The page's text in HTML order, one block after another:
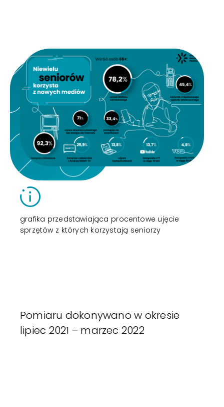
grafika przedstawiająca procentowe ujęcie
sprzętów z których korzystają seniorzy
Pomiaru dokonywano w okresie
lipiec 2021 – marzec 2022